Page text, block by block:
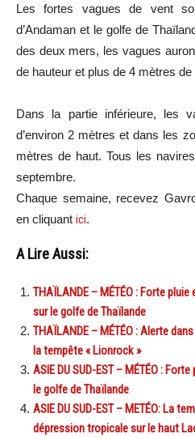
Les fortes vagues de vent
d’Andaman et le golfe de
des deux mers, les vagues
de hauteur et plus de 4 mètres de
Dans la partie inférieure, les
d’environ 2 mètres et dans les
mètres de haut. Tous les
septembre.
Chaque semaine, recevez
en cliquant ici.
A Lire Aussi:
THAÏLANDE – MÉTÉO : Forte
sur le golfe de Thaïlande
THAÏLANDE – MÉTÉO : Alerte
la tempête « Lionrock »
ASIE DU SUD-EST – MÉTÉO :
le golfe de Thaïlande
ASIE DU SUD-EST – METÉO: La
dépression tropicale sur le haut